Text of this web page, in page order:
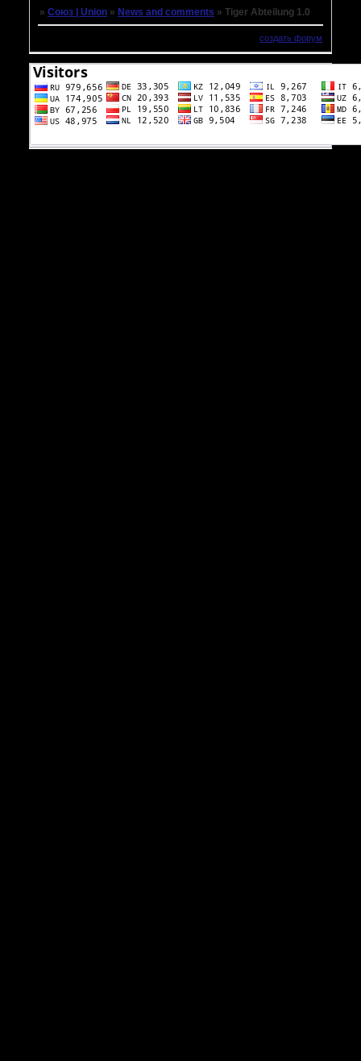
» Союз | Union » News and comments » Tiger Abteilung 1.0
создать форум